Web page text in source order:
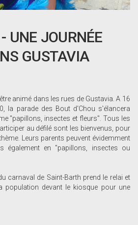
UNE JOURNÉE
GUSTAVIA
animé dans les rues de Gustavia. A 16
la parade des Bout d'Chou s'élancera
"papillons, insectes et fleurs". Tous les
au défilé sont les bienvenus, pour
Leurs parents peuvent évidemment
également en "papillons, insectes ou
carnaval de Saint-Barth prend le relai et
population devant le kiosque pour une